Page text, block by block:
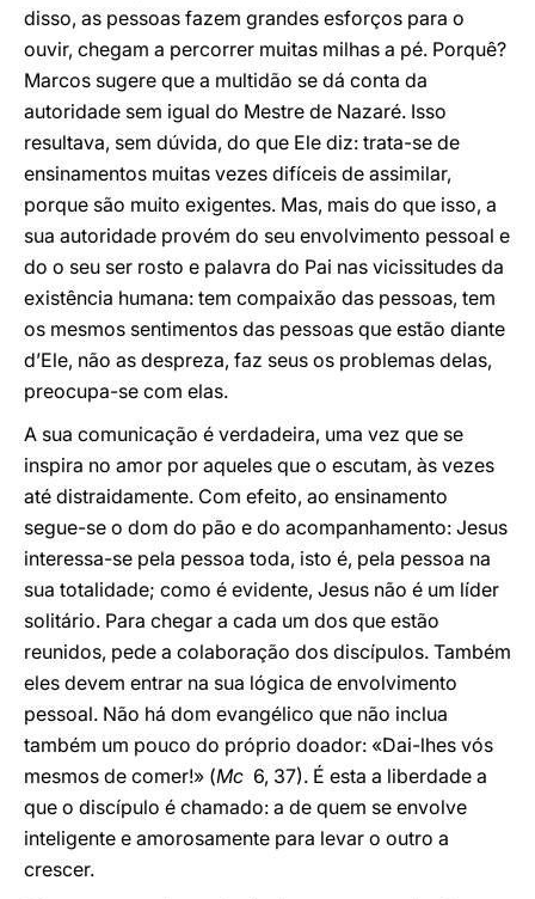
disso, as pessoas fazem grandes esforços para o
ouvir, chegam a percorrer muitas milhas a pé. Porquê?
Marcos sugere que a multidão se dá conta da
autoridade sem igual do Mestre de Nazaré. Isso
resultava, sem dúvida, do que Ele diz: trata-se de
ensinamentos muitas vezes difíceis de assimilar,
porque são muito exigentes. Mas, mais do que isso, a
sua autoridade provém do seu envolvimento pessoal e
do o seu ser rosto e palavra do Pai nas vicissitudes da
existência humana: tem compaixão das pessoas, tem
os mesmos sentimentos das pessoas que estão diante
d’Ele, não as despreza, faz seus os problemas delas,
preocupa-se com elas.
A sua comunicação é verdadeira, uma vez que se
inspira no amor por aqueles que o escutam, às vezes
até distraidamente. Com efeito, ao ensinamento
segue-se o dom do pão e do acompanhamento: Jesus
interessa-se pela pessoa toda, isto é, pela pessoa na
sua totalidade; como é evidente, Jesus não é um líder
solitário. Para chegar a cada um dos que estão
reunidos, pede a colaboração dos discípulos. Também
eles devem entrar na sua lógica de envolvimento
pessoal. Não há dom evangélico que não inclua
também um pouco do próprio doador: «Dai-lhes vós
mesmos de comer!» (Mc 6, 37). É esta a liberdade a
que o discípulo é chamado: a de quem se envolve
inteligente e amorosamente para levar o outro a
crescer.